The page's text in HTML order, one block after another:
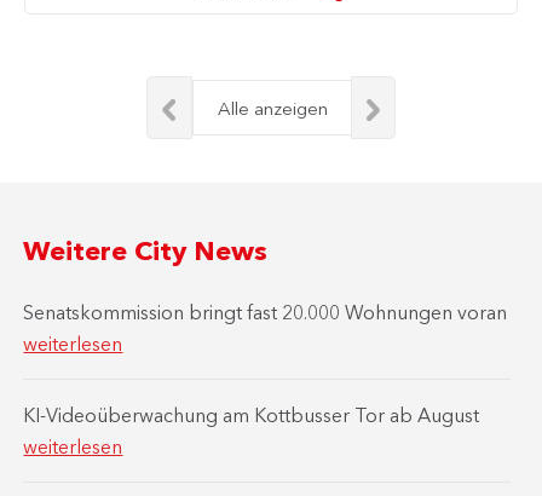
Alle anzeigen
Weitere City News
Senatskommission bringt fast 20.000 Wohnungen voran
weiterlesen
KI-Videoüberwachung am Kottbusser Tor ab August
weiterlesen